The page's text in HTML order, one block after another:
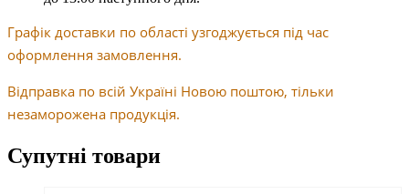
Графік доставки по області узгоджується під час
оформлення замовлення.
Відправка по всій Україні Новою поштою, тільки
незаморожена продукція.
Супутні товари